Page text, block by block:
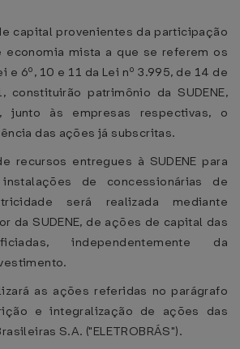
capital provenientes da participação
economia mista a que se referem os
e 6º, 10 e 11 da Lei nº 3.995, de 14 de
constituirão patrimônio da SUDENE,
junto às empresas respectivas, o
das ações já subscritas.
recursos entregues à SUDENE para
de concessionárias de
será realizada mediante
da SUDENE, de ações de capital das
independentemente da
as ações referidas no parágrafo
e integralização de ações das
S.A. ("ELETROBRÁS").